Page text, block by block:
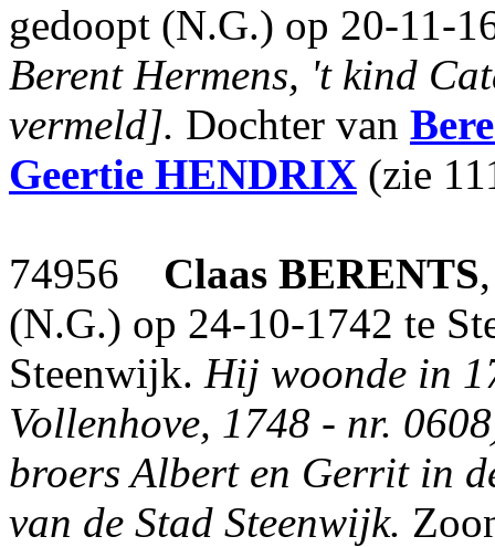
gedoopt (N.G.) op 20-11-
Berent Hermens, 't kind
vermeld]. Dochter van
Geertie HENDRIX (zie
74956 Claas BERENTS
(N.G.) op 24-10-1742 te
Steenwijk. Hij woonde in
Vollenhove, 1748 - nr.
broers Albert en Gerrit in
van de Stad Steenwijk.